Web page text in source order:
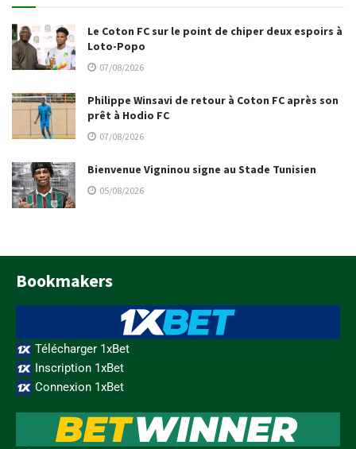
Le Coton FC sur le point de chiper deux espoirs à
Loto-Popo
07/08/2026
Philippe Winsavi de retour à Coton FC après son
prêt à Hodio FC
07/08/2026
Bienvenue Vigninou signe au Stade Tunisien
05/08/2026
Bookmakers
Télécharger 1xBet
Inscription 1xBet
Connexion 1xBet